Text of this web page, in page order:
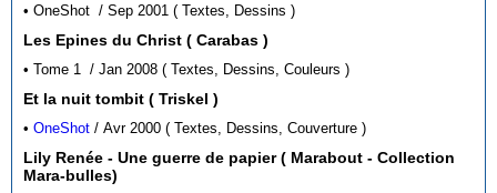
• OneShot / Sep 2001 ( Textes, Dessins )
Les Epines du Christ ( Carabas )
• Tome 1 / Jan 2008 ( Textes, Dessins, Couleurs )
Et la nuit tombit ( Triskel )
•OneShot / Avr 2000 ( Textes, Dessins, Couverture )
Lily Renée - Une guerre de papier ( Marabout - Collection
Mara-bulles)